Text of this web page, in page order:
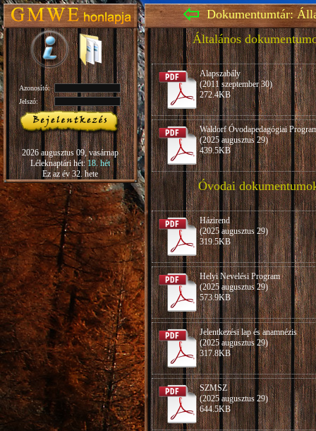
Azonosító:
Jelszó:
2026 augusztus 09, vasárnap
Léleknaptári hét:18. hét
Ez az év 32. hete
Dokumentumtár:
Általános
Alapszabály
(2011 szeptember 30)
272.4KB
Waldorf Óvodapedagógiai
(2025 augusztus 29)
439.5KB
Óvodai
Házirend
(2025 augusztus 29)
319.5KB
Helyi Nevelési Program
(2025 augusztus 29)
573.9KB
Jelentkezési lap és anamnézis
(2025 augusztus 29)
317.8KB
SZMSZ
(2025 augusztus 29)
644.5KB